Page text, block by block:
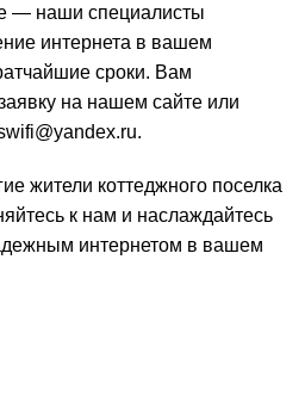
— наши специалисты
интернета в вашем
сроки. Вам
на нашем сайте или
жители коттеджного поселка
к нам и наслаждайтесь
интернетом в вашем